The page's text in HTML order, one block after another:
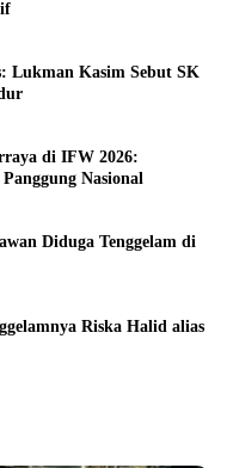
Lukman Kasim Sebut SK
di IFW 2026:
Nasional
Diduga Tenggelam di
Riska Halid alias